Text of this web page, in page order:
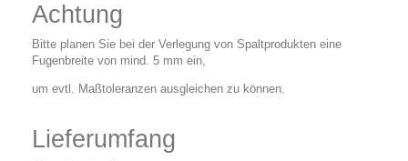
Achtung
Bitte planen Sie bei der Verlegung von Spaltprodukten eine
Fugenbreite von mind. 5 mm ein,
um evtl. Maßtoleranzen ausgleichen zu können.
Lieferumfang